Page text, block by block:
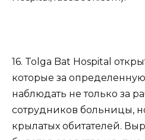
16. Tolga Bat Hospital
которые за определенную
наблюдать не только за
сотрудников больницы,
крылатых обитателей.